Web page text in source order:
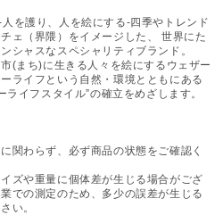
を護り、人を絵にする-四季やトレンド
ェ（界隈）をイメージした、 世界にた
シャスなスペシャリティブランド。
(まち)に生きる人々を絵にするウェザー
ライフという自然・環境とともにある
イフスタイル”の確立をめざします。
関わらず、必ず商品の状態をご確認く
ズや重量に個体差が生じる場合がござ
での測定のため、多少の誤差が生じる
い。